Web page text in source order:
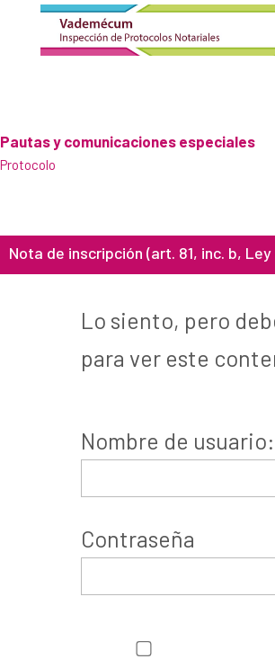
Pautas y comunicaciones especiales
Protocolo
Nota de inscripción (art. 81, inc. b,
Lo siento, pero
para ver este
Nombre de usuario:
Contraseña